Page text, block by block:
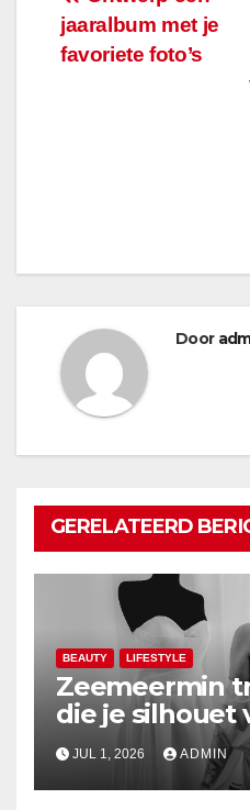
navigatie
jaaralbum met je
favoriete foto’s
Door
GERELATEERD
BEAUTY LIFESTYLE
Zeemeermin
die je silhouet
JUL 1, 2026 ADMIN